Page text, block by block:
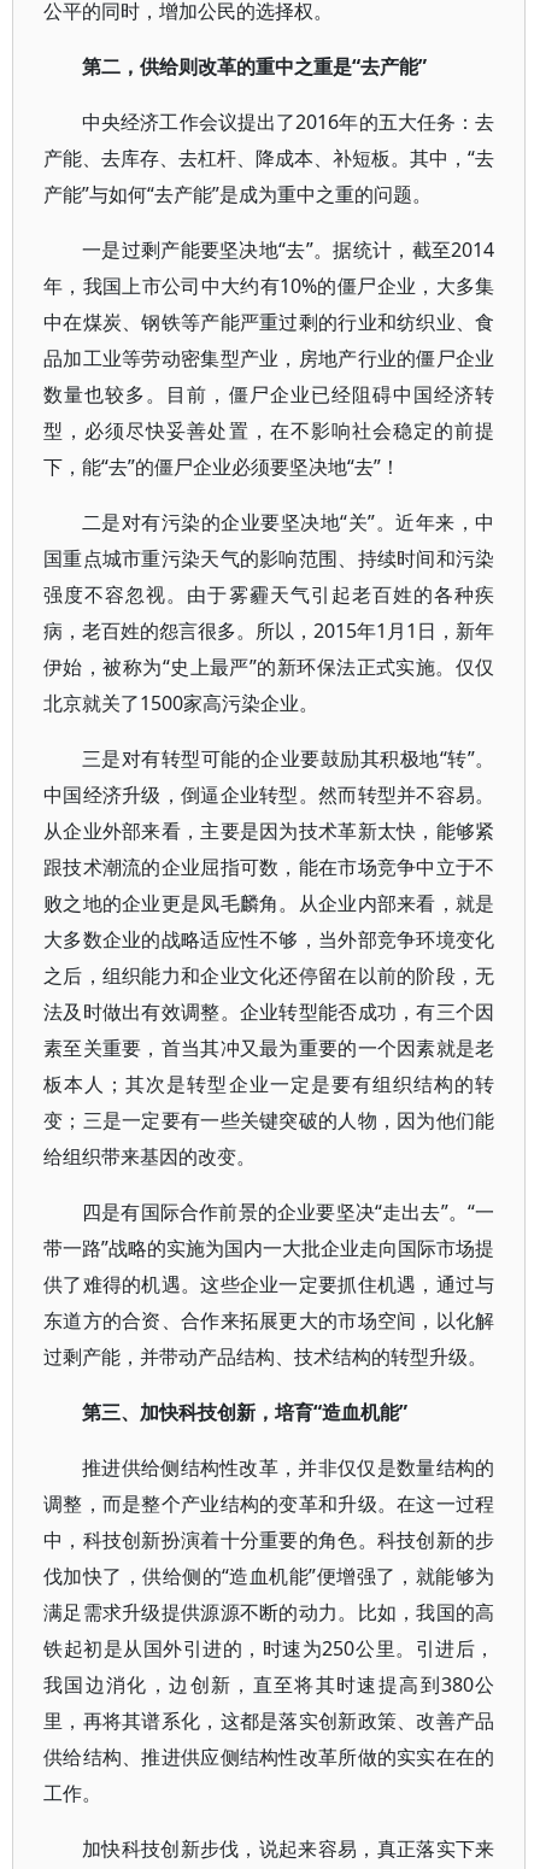
公平的同时，增加公民的选择权。
第二，供给则改革的重中之重是“去产能”
中央经济工作会议提出了2016年的五大任务：去
产能、去库存、去杠杆、降成本、补短板。其中，“去
产能”与如何“去产能”是成为重中之重的问题。
一是过剩产能要坚决地“去”。据统计，截至2014
年，我国上市公司中大约有10%的僵尸企业，大多集
中在煤炭、钢铁等产能严重过剩的行业和纺织业、食
品加工业等劳动密集型产业，房地产行业的僵尸企业
数量也较多。目前，僵尸企业已经阻碍中国经济转
型，必须尽快妥善处置，在不影响社会稳定的前提
下，能“去”的僵尸企业必须要坚决地“去”！
二是对有污染的企业要坚决地“关”。近年来，中
国重点城市重污染天气的影响范围、持续时间和污染
强度不容忽视。由于雾霾天气引起老百姓的各种疾
病，老百姓的怨言很多。所以，2015年1月1日，新年
伊始，被称为“史上最严”的新环保法正式实施。仅仅
北京就关了1500家高污染企业。
三是对有转型可能的企业要鼓励其积极地“转”。
中国经济升级，倒逼企业转型。然而转型并不容易。
从企业外部来看，主要是因为技术革新太快，能够紧
跟技术潮流的企业屈指可数，能在市场竞争中立于不
败之地的企业更是凤毛麟角。从企业内部来看，就是
大多数企业的战略适应性不够，当外部竞争环境变化
之后，组织能力和企业文化还停留在以前的阶段，无
法及时做出有效调整。企业转型能否成功，有三个因
素至关重要，首当其冲又最为重要的一个因素就是老
板本人；其次是转型企业一定是要有组织结构的转
变；三是一定要有一些关键突破的人物，因为他们能
给组织带来基因的改变。
四是有国际合作前景的企业要坚决“走出去”。“一
带一路”战略的实施为国内一大批企业走向国际市场提
供了难得的机遇。这些企业一定要抓住机遇，通过与
东道方的合资、合作来拓展更大的市场空间，以化解
过剩产能，并带动产品结构、技术结构的转型升级。
第三、加快科技创新，培育“造血机能”
推进供给侧结构性改革，并非仅仅是数量结构的
调整，而是整个产业结构的变革和升级。在这一过程
中，科技创新扮演着十分重要的角色。科技创新的步
伐加快了，供给侧的“造血机能”便增强了，就能够为
满足需求升级提供源源不断的动力。比如，我国的高
铁起初是从国外引进的，时速为250公里。引进后，
我国边消化，边创新，直至将其时速提高到380公
里，再将其谱系化，这都是落实创新政策、改善产品
供给结构、推进供应侧结构性改革所做的实实在在的
工作。
加快科技创新步伐，说起来容易，真正落实下来